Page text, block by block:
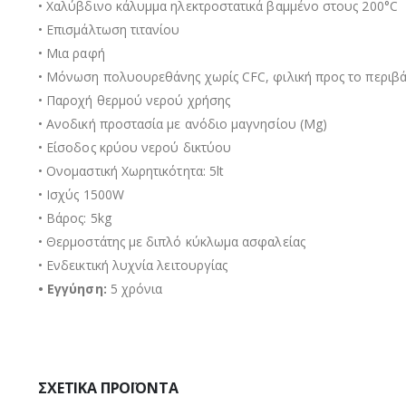
• Χαλύβδινο κάλυμμα ηλεκτροστατικά βαμμένο στους 200°C
• Επισμάλτωση τιτανίου
• Μια ραφή
• Μόνωση πολυουρεθάνης χωρίς CFC, φιλική προς το
• Παροχή θερμού νερού χρήσης
• Ανοδική προστασία με ανόδιο μαγνησίου (Mg)
• Είσοδος κρύου νερού δικτύου
• Ονομαστική Χωρητικότητα: 5lt
• Ισχύς 1500W
• Βάρος: 5kg
• Θερμοστάτης με διπλό κύκλωμα ασφαλείας
• Ενδεικτική λυχνία λειτουργίας
• Εγγύηση: 5 χρόνια
ΣΧΕΤΙΚΆ ΠΡΟΪΌΝΤΑ